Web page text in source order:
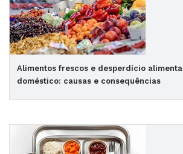
Alimentos frescos e desperdício
doméstico: causas e consequências